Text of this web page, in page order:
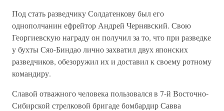
Под стать разведчику Солдатенкову был его
однополчанин ефрейтор Андрей Чернявский. Свою
Георгиевскую награду он получил за то, что при разведке
у бухты Сяо-Биндао лично захватил двух японских
разведчиков, обезоружил их и доставил к своему ротному
командиру.
Славой отважного человека пользовался в 7-й Восточно-
Сибирской стрелковой бригаде бомбардир Савва